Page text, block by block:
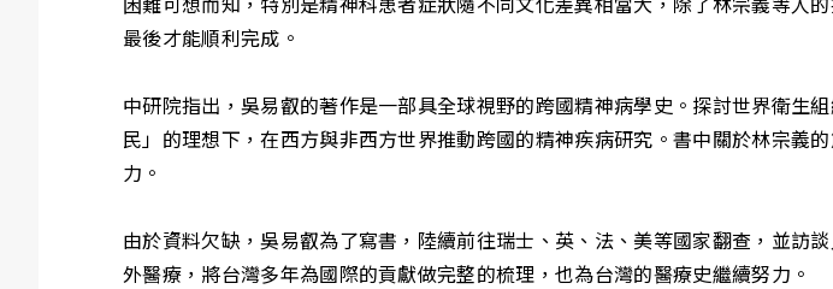
最後才能順利完成。
中研院指出，吳易叡的著作是一部具全球視野的跨國精神病學史。探討世界衛生
民」的理想下，在西方與非西方世界推動跨國的精神疾病研究。書中關於林宗義
力。
由於資料欠缺，吳易叡為了寫書，陸續前往瑞士、英、法、美等國家翻查，並訪
外醫療，將台灣多年為國際的貢獻做完整的梳理，也為台灣的醫療史繼續努力。